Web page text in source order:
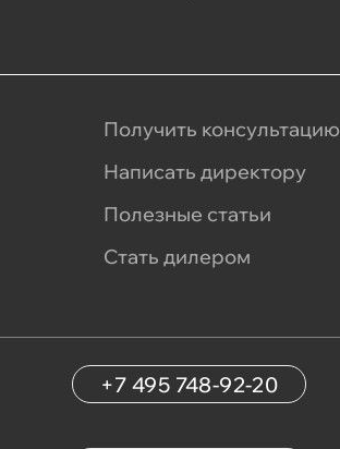
Получить консультацию
Написать директору
Полезные статьи
Стать дилером
+7 495 748-92-20